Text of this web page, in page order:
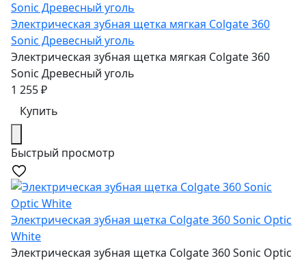
Электрическая зубная щетка мягкая Colgate 360
Sonic Древесный уголь
Электрическая зубная щетка мягкая Colgate 360
Sonic Древесный уголь
1 255₽
Купить
Быстрый просмотр
Электрическая зубная щетка Colgate 360 Sonic Optic
White
Электрическая зубная щетка Colgate 360 Sonic Optic